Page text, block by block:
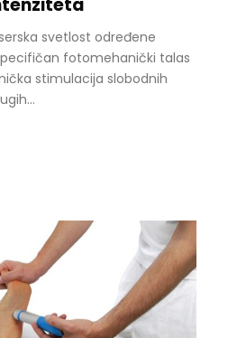
svetlost određene
fotomehanički talas
stimulacija slobodnih